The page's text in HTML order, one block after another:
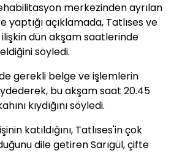
merkezinden ayrılan
yaptığı açıklamada, Tatlıses ve
ilişkin dün akşam saatlerinde
söyledi.
gerekli belge ve işlemlerin
bu akşam saat 20.45
kıydığını söyledi.
katıldığını, Tatlıses'in çok
dile getiren Sarıgül, çifte